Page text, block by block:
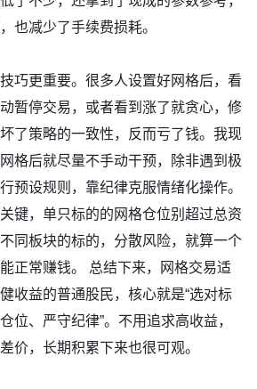
也减少了手续费损耗。
巧更重要。很多人设置好网格后，看
暂停交易，或者看到涨了就贪心，修
了策略的一致性，反而亏了钱。我现
格后就尽量不手动干预，除非遇到极
预设规则，靠纪律克服情绪化操作。
键，单只标的的网格仓位别超过总资
同板块的标的，分散风险，就算一个
正常赚钱。 总结下来，网格交易适
收益的普通股民，核心就是“选对标
位、严守纪律”。不用追求高收益，
价，长期积累下来也很可观。